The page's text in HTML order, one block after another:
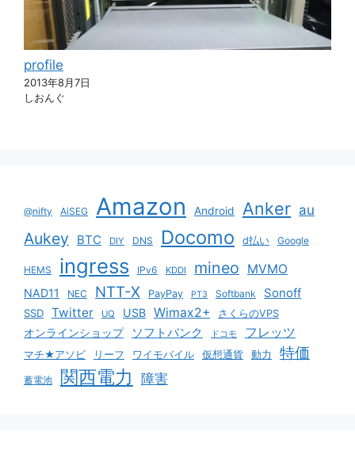
profile
2013年8月7日
しおんぐ
@nifty AiSEG Amazon Android Anker au
Aukey BTC DIY DNS Docomo d払い Google
HEMS ingress IPv6 KDDI mineo MVMO
NAD11 NEC NTT-X PayPay PT3 Softbank Sonoff
SSD Twitter UQ USB Wimax2+ さくらのVPS
オンラインショップ ソフトバンク ドコモ フレッツ
マチ★アソビ リーフ ワイモバイル 仮想通貨 動力 特価
蓄電池 関西電力 障害